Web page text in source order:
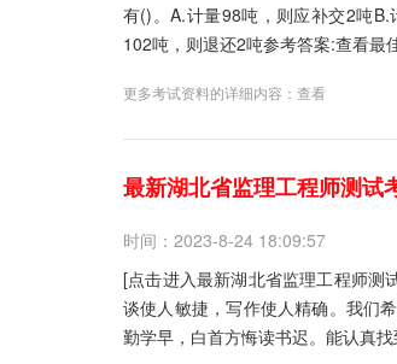
有()。A.计量98吨，则应补交2吨
102吨，则退还2吨参考答案:查看最
更多考试资料的详细内容： 查看
最新湖北省监理工程师测试
时间：2023-8-24 18:09:57
[点击进入最新湖北省监理工程师测
谈使人敏捷，写作使人精确。我们
勤学早，白首方悔读书迟。能认真